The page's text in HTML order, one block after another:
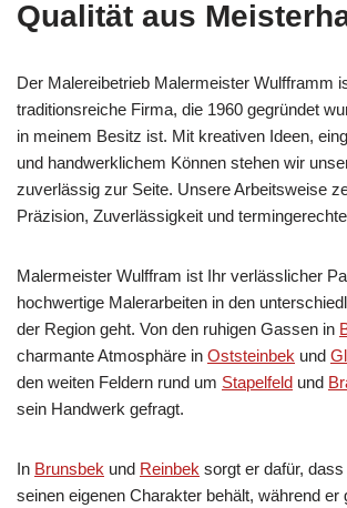
Qualität aus
Der Malereibetrieb Malermeister Wulfframm
traditionsreiche Firma, die 1960 gegründet
in meinem Besitz ist. Mit kreativen Ideen,
und handwerklichem Können stehen wir
zuverlässig zur Seite. Unsere Arbeitsweise
Präzision, Zuverlässigkeit und
Malermeister Wulffram ist Ihr verlässlicher
hochwertige Malerarbeiten in den
der Region geht. Von den ruhigen Gassen in
charmante Atmosphäre in Oststeinbek und
den weiten Feldern rund um Stapelfeld und
sein Handwerk gefragt.
In Brunsbek und Reinbek sorgt er dafür,
seinen eigenen Charakter behält, während er